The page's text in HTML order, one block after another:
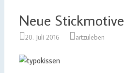
Neue Stickmotive
20. Juli 2016 artzuleben